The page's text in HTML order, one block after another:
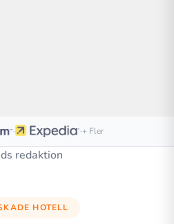
· ·+ Fler
redaktion
HOTELL